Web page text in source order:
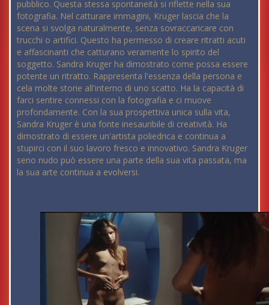
pubblico. Questa stessa spontaneità si riflette nella sua
fotografia. Nel catturare immagini, Kruger lascia che la
scena si svolga naturalmente, senza sovraccaricare con
trucchi o artifici. Questo ha permesso di creare ritratti acuti
e affascinanti che catturano veramente lo spirito del
soggetto. Sandra Kruger ha dimostrato come possa essere
potente un ritratto. Rappresenta l'essenza della persona e
cela molte storie all'interno di uno scatto. Ha la capacità di
farci sentire connessi con la fotografia e ci muove
profondamente. Con la sua prospettiva unica sulla vita,
Sandra Kruger è una fonte inesauribile di creatività. Ha
dimostrato di essere un'artista poliedrica e continua a
stupirci con il suo lavoro fresco e innovativo. Sandra Kruger
seno nudo può essere una parte della sua vita passata, ma
la sua arte continua a evolversi.